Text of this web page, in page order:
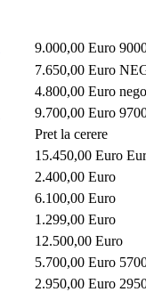
9.000,00 Euro
7.650,00 Euro
4.800,00 Euro
9.700,00 Euro
Pret la cerere
15.450,00 Euro
2.400,00 Euro
6.100,00 Euro
1.299,00 Euro
12.500,00 Euro
5.700,00 Euro
2.950,00 Euro